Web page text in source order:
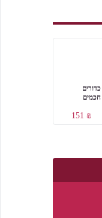
כדורים
חכמים
₪ 151